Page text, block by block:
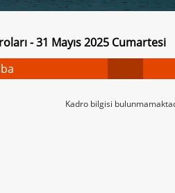
- 31 Mayıs 2025 Cumartesi
Kadro bilgisi